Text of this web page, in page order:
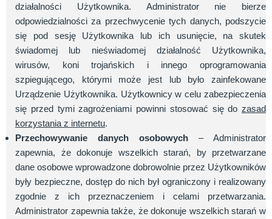
działalności Użytkownika. Administrator nie bierze
odpowiedzialności za przechwycenie tych danych, podszycie
się pod sesję Użytkownika lub ich usunięcie, na skutek
świadomej lub nieświadomej działalność Użytkownika,
wirusów, koni trojańskich i innego oprogramowania
szpiegującego, którymi może jest lub było zainfekowane
Urządzenie Użytkownika. Użytkownicy w celu zabezpieczenia
się przed tymi zagrożeniami powinni stosować się do zasad
korzystania z internetu.
Przechowywanie danych osobowych – Administrator
zapewnia, że dokonuje wszelkich starań, by przetwarzane
dane osobowe wprowadzone dobrowolnie przez Użytkowników
były bezpieczne, dostęp do nich był ograniczony i realizowany
zgodnie z ich przeznaczeniem i celami przetwarzania.
Administrator zapewnia także, że dokonuje wszelkich starań w